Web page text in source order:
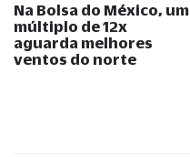
Na Bolsa do México, um
múltiplo de 12x
aguarda melhores
ventos do norte